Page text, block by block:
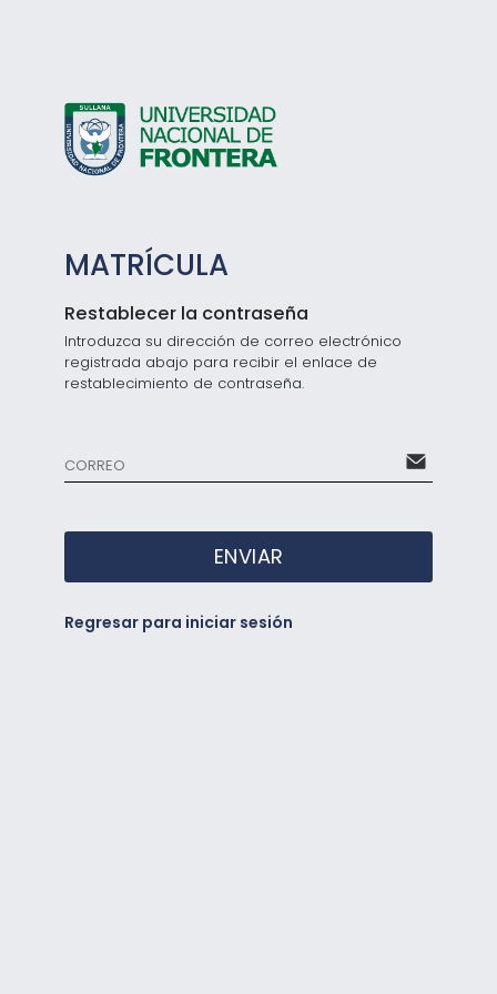
MATRÍCULA
Restablecer la contraseña
Introduzca su dirección de correo electrónico
registrada abajo para recibir el enlace de
restablecimiento de contraseña.
ENVIAR
Regresar para iniciar sesión